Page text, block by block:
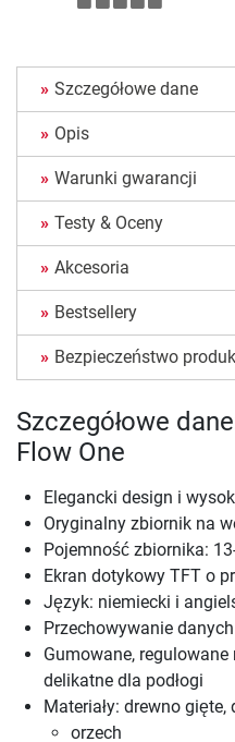
Szczegółowe dane
Opis
Warunki gwarancji
Testy & Oceny
Akcesoria
Bestsellery
Bezpieczeństwo
Szczegółowe
Flow One
Elegancki design i
Oryginalny zbiornik na
Pojemność zbiornika:
Ekran dotykowy TFT o
Język: niemiecki i
Przechowywanie
Gumowane,
delikatne dla podłogi
Materiały: drewno
orzech